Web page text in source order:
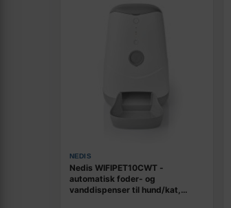
NEDIS
Nedis WIFIPET10CWT -
automatisk foder- og
vanddispenser til hund/kat,